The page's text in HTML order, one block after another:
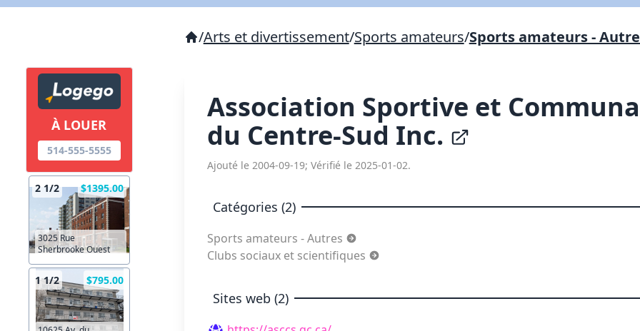
À LOUER
514-555-5555
2 1/2 $1395.00
3025 Rue
Sherbrooke Ouest
1 1/2 $795.00
/Arts et divertissement/Sports amateurs/Sports amateurs -
Association Sportive et
du Centre-Sud Inc.
Ajouté le 2004-09-19; Vérifié le 2025-01-02.
Catégories (2)
Sports amateurs - Autres
Clubs sociaux et scientifiques
Sites web (2)
X Fermer Envoyez
Copier lien
X Fermer Envoyez